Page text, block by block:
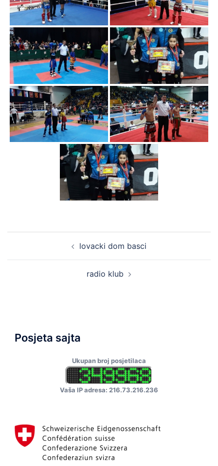
lovacki dom basci
radio klub
Posjeta sajta
Ukupan broj posjetilaca
Vaša IP adresa: 216.73.216.236